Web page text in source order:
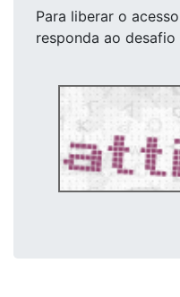
Para liberar o acesso
responda ao desafio